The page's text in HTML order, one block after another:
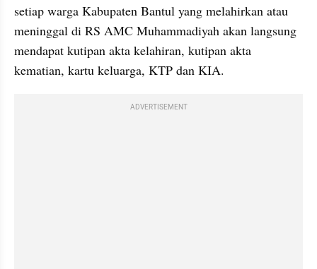
setiap warga Kabupaten Bantul yang melahirkan atau
meninggal di RS AMC Muhammadiyah akan langsung
mendapat kutipan akta kelahiran, kutipan akta
kematian, kartu keluarga, KTP dan KIA.
ADVERTISEMENT